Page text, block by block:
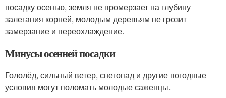
посадку осенью, земля не промерзает на глубину
залегания корней, молодым деревьям не грозит
замерзание и переохлаждение.
Минусы осенней посадки
Гололёд, сильный ветер, снегопад и другие погодные
условия могут поломать молодые саженцы.